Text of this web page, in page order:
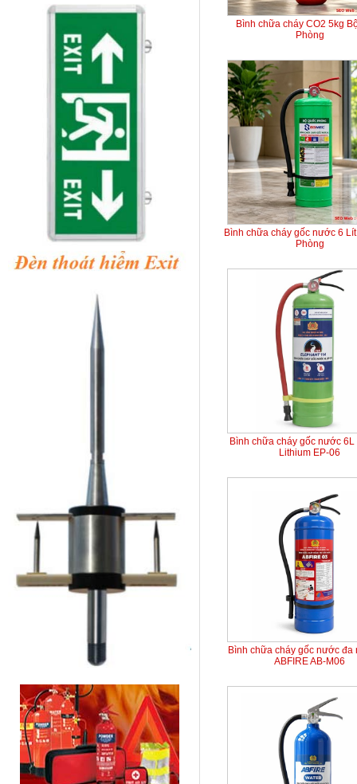
Bình chữa cháy CO2 5kg
Phòng
Bình chữa cháy gốc nước 6
Phòng
Bình chữa cháy gốc nước 6L
Lithium EP-06
Bình chữa cháy gốc nước đa
ABFIRE AB-M06